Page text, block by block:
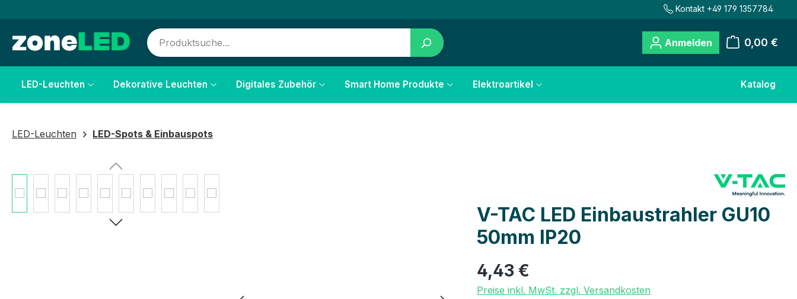
Kontakt +49 179 1357784
Anmelden 0,00 €
LED-Leuchten Dekorative Leuchten Digitales Zubehör Smart Home Produkte Elektroartikel Katalog
LED-Leuchten LED-Spots & Einbauspots
V-TAC LED Einbaustrahler GU10
50mm IP20
4,43 €
Preise inkl. MwSt. zzgl. Versandkosten